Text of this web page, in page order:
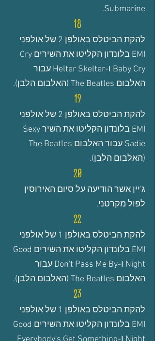
Submarine.
18
להקת הביטלסבאולפן 2
של אולפני
EMI בלונדון הקליטו את השירים
Cry
Baby Cry ו-Helter Skelter
עבור
האלבום The Beatles (האלבום הלבן).
19
להקת הביטלסבאולפן 2
של אולפני
EMI בלונדון הקליטו את השיר
Sexy
Sadie
עבור האלבום The Beatles
(האלבום הלבן).
20
ג'יין אשר הודיעה על סיום האירוסין
לפול מקרטני.
22
להקת הביטלס
באולפן 1 של אולפני
EMI בלונדון הקליטו את השירים Good
Night ו-Don't Pass Me By
עבור
האלבום The Beatles (האלבום הלבן).
23
להקת הביטלס באולפן 1 של אולפני
EMI בלונדון הקליטו את השירים Good